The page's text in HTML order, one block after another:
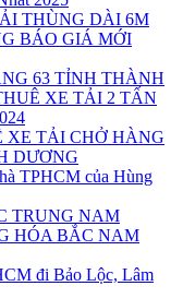
THÙNG DÀI 6M
BÁO GIÁ MỚI
63 TỈNH THÀNH
XE TẢI 2 TẤN
XE TẢI CHỞ HÀNG
DƯƠNG
TPHCM của Hùng
TRUNG NAM
HÓA BẮC NAM
đi Bảo Lộc, Lâm